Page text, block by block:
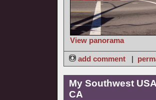
View panorama
add comment |
My Southwest
CA